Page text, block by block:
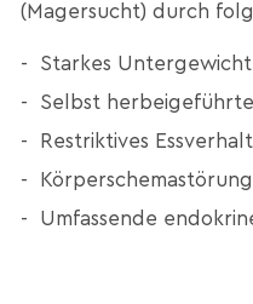
(Magersucht) durch
Starkes Untergewicht
Selbst
Restriktives
Körperschemastörung
Umfassende